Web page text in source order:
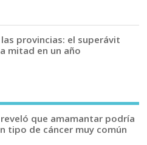
provincias: el superávit
mitad en un año
que amamantar podría
tipo de cáncer muy común